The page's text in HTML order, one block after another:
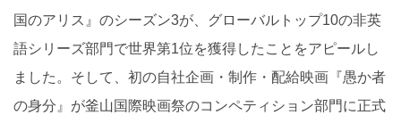
国のアリス』のシーズン3が、グローバルトップ10の非英
語シリーズ部門で世界第1位を獲得したことをアピールし
ました。そして、初の自社企画・制作・配給映画『愚か者
の身分』が釜山国際映画祭のコンペティション部門に正式